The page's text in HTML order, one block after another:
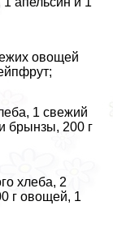
овощей
1 свежий
брынзы, 200 г
хлеба, 2
г овощей, 1